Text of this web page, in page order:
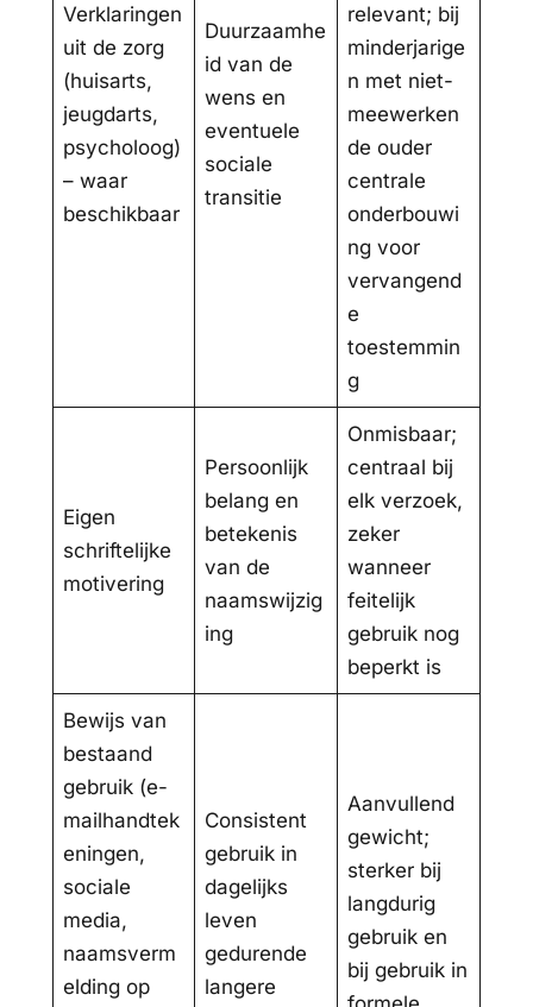
Verklaringen
uit de zorg
(huisarts,
jeugdarts,
psycholoog)
– waar
beschikbaar
Duurzaamhe
id van de
wens en
eventuele
sociale
transitie
relevant; bij
minderjarige
n met niet-
meewerken
de ouder
centrale
onderbouwi
ng voor
vervangend
e
toestemmin
g
Eigen
schriftelijke
motivering
Persoonlijk
belang en
betekenis
van de
naamswijzig
ing
Onmisbaar;
centraal bij
elk verzoek,
zeker
wanneer
feitelijk
gebruik nog
beperkt is
Bewijs van
bestaand
gebruik (e-
mailhandtek
eningen,
sociale
media,
naamsverm
elding op
Consistent
gebruik in
dagelijks
leven
gedurende
langere
Aanvullend
gewicht;
sterker bij
langdurig
gebruik en
bij gebruik in